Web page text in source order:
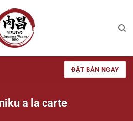
ĐẶT BÀN NGAY
a la carte